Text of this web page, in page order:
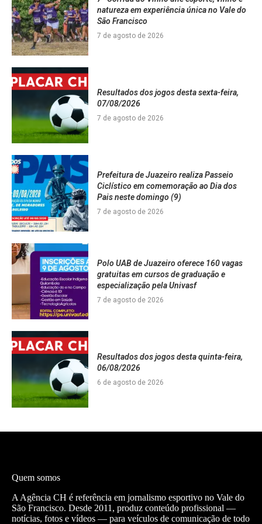
natureza em experiência única no Vale do
São Francisco
7 de agosto de 2026
Resultados dos jogos desta sexta-feira,
07/08/2026
7 de agosto de 2026
Prefeitura de Juazeiro realiza Passeio
Ciclístico em comemoração ao Dia dos
Pais neste domingo (9)
7 de agosto de 2026
Polo UAB de Juazeiro oferece 160 vagas
gratuitas em cursos de graduação e
especialização pela Univasf
7 de agosto de 2026
Resultados dos jogos desta quinta-feira,
06/08/2026
6 de agosto de 2026
Quem somos
A Agência CH é referência em jornalismo esportivo no Vale do
São Francisco. Desde 2011, produz conteúdo profissional —
notícias, fotos e vídeos — para veículos de comunicação de todo